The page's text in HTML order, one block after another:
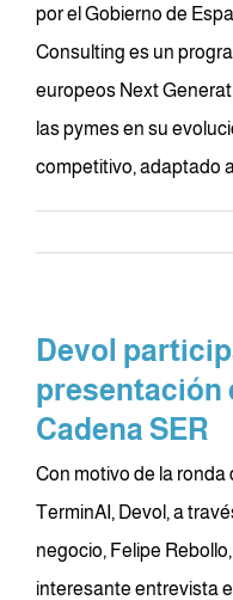
por el Gobierno de
Consulting es un
europeos Next
las pymes en su
competitivo, adaptado
Devol
presentación
Cadena SER
Con motivo de la
TerminAI, Devol, a
negocio, Felipe
interesante entrevista